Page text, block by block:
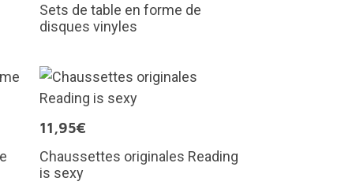
Sets de table en forme de
disques vinyles
11,95€
Chaussettes originales Reading
is sexy